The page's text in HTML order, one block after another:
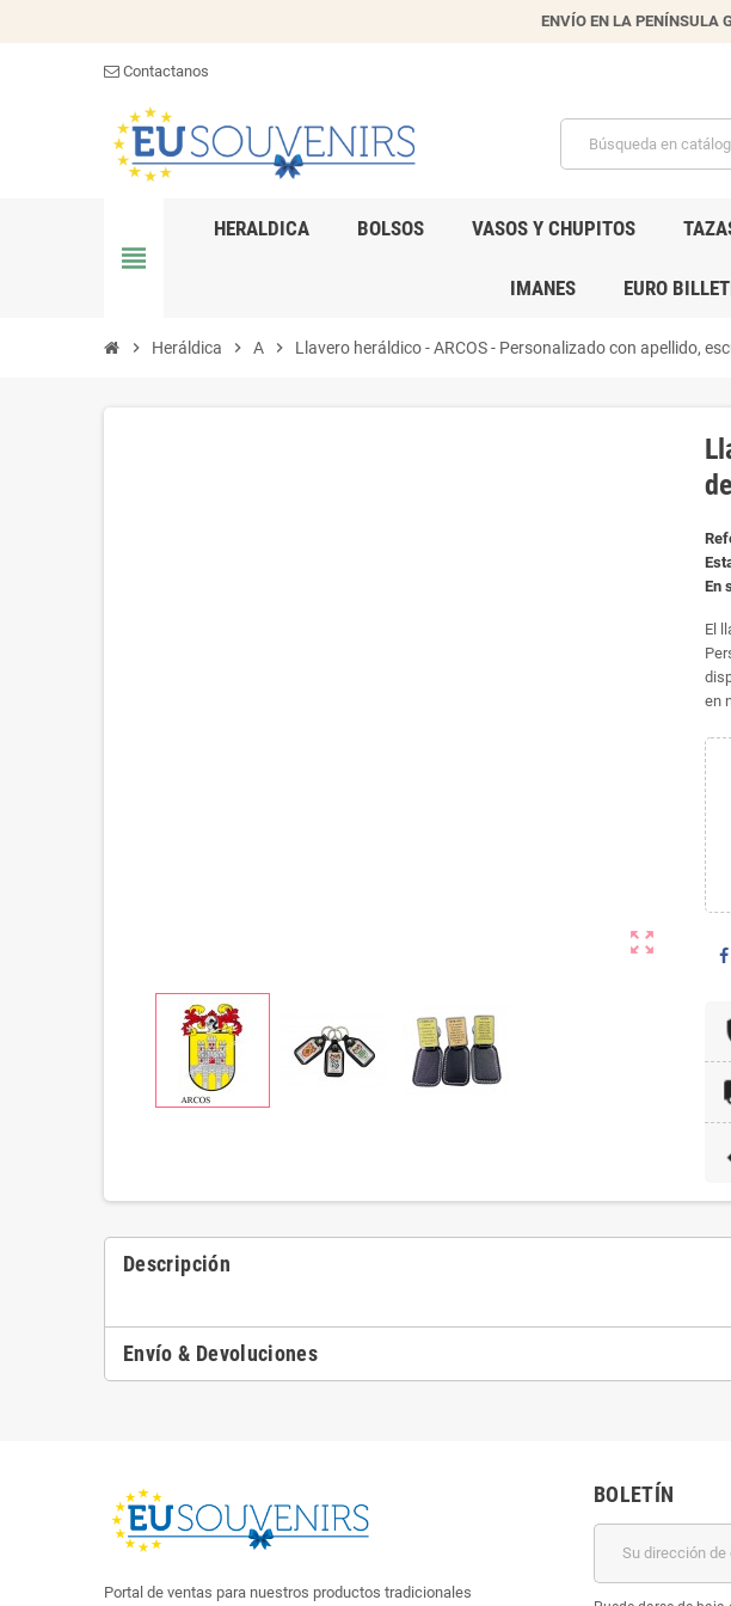
ENVÍO EN LA PENÍNSULA
Contactanos
view_headline
HERALDICA BOLSOS VASOS Y CHUPITOS
IMANES EURO
chevron_right Heráldica chevron_right A chevron_right Llavero heráldico - ARCOS - Personalizado con apellido,
zoom_out_map
En
El
en
Descripción
Envío & Devoluciones
Portal de ventas para nuestros productos tradicionales
BOLETÍN